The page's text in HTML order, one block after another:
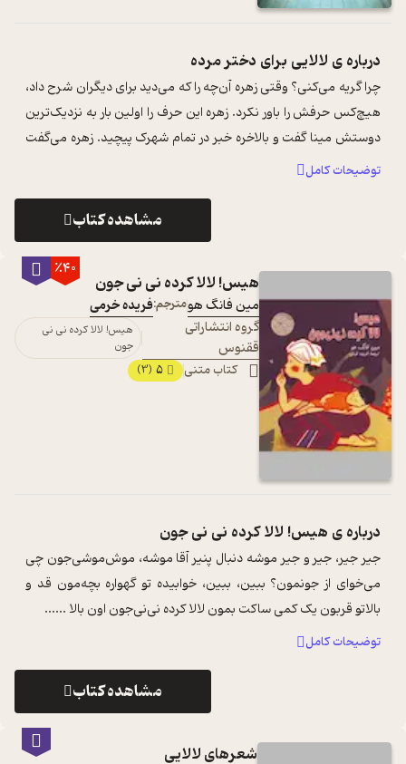
درباره ی لالایی برای دختر مرده
چرا گریه می‌کنی؟ وقتی زهره آن‌چه را که می‌دید برای دیگران شرح داد،
هیچ‌‌کس حرفش را باور نکرد. زهره این حرف را اولین بار به نزدیک‌ترین
دوستش مینا گفت و بالاخره خبر در تمام شهرک پیچید. زهره می‌گفت
دختری ... ...
توضیحات کامل
مشاهده کتاب
٪40
هیس! لالا کرده نی نی جون
مین فانگ هومترجم:فریده خرمی
گروه انتشاراتی
ققنوس
هیس! لالا کرده نی نی
جون
کتاب متنی 5
(3)
درباره ی هیس! لالا کرده نی نی جون
جیر جیر، جیر و جیر موشه دنبال پنیر آقا موشه، موش‌موشی‌جون چی
می‌خوای از جونمون؟ ببین، ببین، خوابیده تو گهواره بچه‌مون قد و
بالاتو قربون یک کمی ساکت بمون لالا کرده نی‌نی‌جون اون بالا ......
توضیحات کامل
مشاهده کتاب
شعرهای لالایی